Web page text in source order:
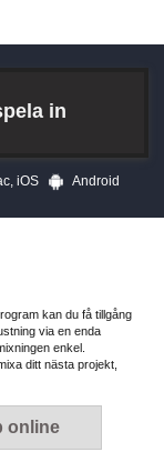
in
iOS Android
kan du få tillgång
via en enda
enkel.
ditt nästa projekt,
online